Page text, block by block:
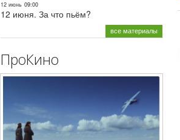
12 июнь 09:00
12 июня. За что пьём?
все материалы
ПроКино